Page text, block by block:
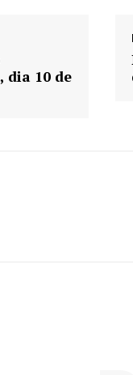
dia 10 de